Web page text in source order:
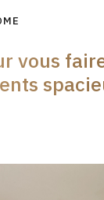
vous